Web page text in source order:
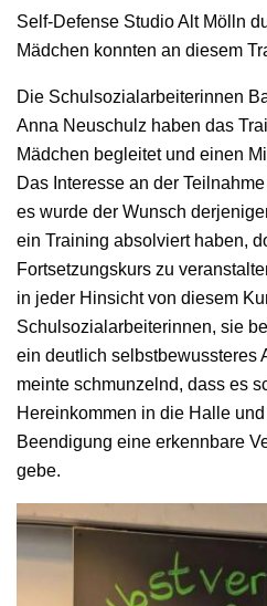
Self-Defense Studio Alt Mölln
Mädchen konnten an diesem
Die Schulsozialarbeiterinnen
Anna Neuschulz haben das
Mädchen begleitet und einen
Das Interesse an der
es wurde der Wunsch
ein Training absolviert haben,
Fortsetzungskurs zu
in jeder Hinsicht von diesem
Schulsozialarbeiterinnen, sie
ein deutlich selbstbewussteres
meinte schmunzelnd, dass es
Hereinkommen in die Halle
Beendigung eine erkennbare
gebe.